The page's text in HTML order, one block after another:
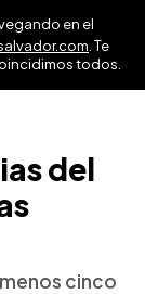
en el
. Te
todos.
del
cinco